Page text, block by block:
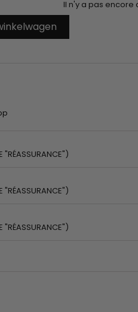
Il n'y a pas encore
"RÉASSURANCE")
"RÉASSURANCE")
"RÉASSURANCE")